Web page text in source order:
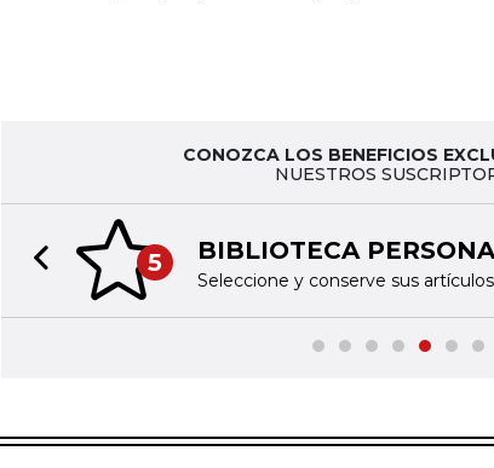
CONOZCA LOS BENEFICIOS
NUESTROS
5 BIBLIOTECA
Seleccione y conserve sus
Previous slide